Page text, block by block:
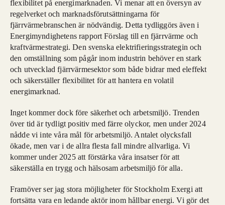
flexibilitet på energimarknaden. Vi menar att en översyn av
regelverket och marknadsförutsättningarna för
fjärrvärmebranschen är nödvändig. Detta tydliggörs även i
Energimyndighetens rapport Förslag till en fjärrvärme och
kraftvärmestrategi. Den svenska elektrifieringsstrategin och
den omställning som pågår inom industrin behöver en stark
och utvecklad fjärrvärmesektor som både bidrar med eleffekt
och säkerställer flexibilitet för att hantera en volatil
energimarknad.
Inget kommer dock före säkerhet och arbetsmiljö. Trenden
över tid är tydligt positiv med färre olyckor, men under 2024
nådde vi inte våra mål för arbetsmiljö. Antalet olycksfall
ökade, men var i de allra flesta fall mindre allvarliga. Vi
kommer under 2025 att förstärka våra insatser för att
säkerställa en trygg och hälsosam arbetsmiljö för alla.
Framöver ser jag stora möjligheter för Stockholm Exergi att
fortsätta vara en ledande aktör inom hållbar energi. Vi gör det